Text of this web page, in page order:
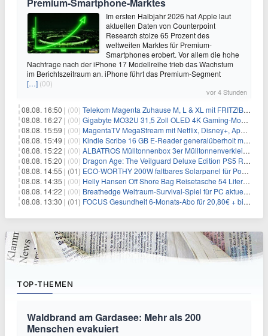
Im ersten Halbjahr 2026 hat Apple laut
aktuellen Daten von Counterpoint
Research stolze 65 Prozent des
weltweiten Marktes für Premium-
Smartphones erobert. Vor allem die hohe
Nachfrage nach der iPhone 17 Modellreihe trieb das Wachstum
im Berichtszeitraum an. iPhone führt das Premium-Segment
[…] (00)
vor 4 Stunden
08.08. 16:50 | (00) Telekom Magenta Zuhause M, L & XL mit FRITZ!Box 7690 für 1€ und 220€ Bonus (effektiv ab 19,74€/Monat)
08.08. 16:27 | (00) Gigabyte MO32U 31,5 Zoll OLED 4K Gaming-Monitor für 549€
08.08. 15:59 | (00) MagentaTV MegaStream mit Netflix, Disney+, Apple TV+ & RTL+ für 30€/Monat (effektiv 20,83€/Monat)
08.08. 15:49 | (00) Kindle Scribe 16 GB E-Reader generalüberholt mit Eingabestift für 197,99€
08.08. 15:22 | (00) ALBATROS Mülltonnenbox 3er Mülltonnenverkleidung aus Metall für 577,15€
08.08. 15:20 | (00) Dragon Age: The Veilguard Deluxe Edition PS5 Rollenspiel für 13,76€
08.08. 14:55 | (01) ECO-WORTHY 200W faltbares Solarpanel für Powerstation & Camping für 123,99€
08.08. 14:35 | (00) Helly Hansen Off Shore Bag Reisetasche 54 Liter für 29,99€
08.08. 14:22 | (00) Breathedge Weltraum-Survival-Spiel für PC aktuell kostenlos bei Steam
08.08. 13:30 | (01) FOCUS Gesundheit 6-Monats-Abo für 20,80€ + bis zu 20€ Prämie
TOP-THEMEN
Waldbrand am Gardasee: Mehr als 200
Menschen evakuiert